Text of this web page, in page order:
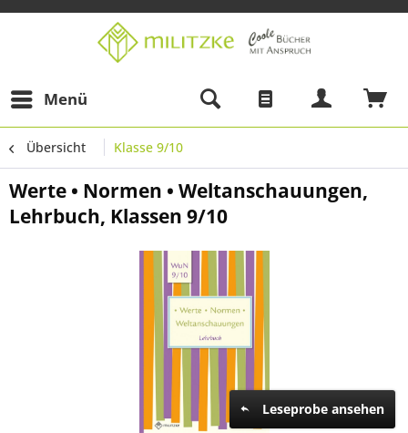
Menü
Übersicht Klasse 9/10
Werte • Normen • Weltanschauungen,
Lehrbuch, Klassen 9/10
Leseprobe ansehen